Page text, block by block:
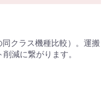
クラス機種比較）。運搬
減に繋がります。